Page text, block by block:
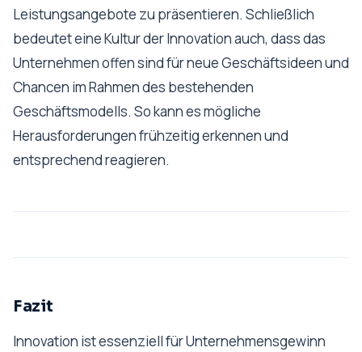
Leistungsangebote zu präsentieren. Schließlich
bedeutet eine Kultur der Innovation auch, dass das
Unternehmen offen sind für neue Geschäftsideen und
Chancen im Rahmen des bestehenden
Geschäftsmodells. So kann es mögliche
Herausforderungen frühzeitig erkennen und
entsprechend reagieren.
Fazit
Innovation ist essenziell für Unternehmensgewinn